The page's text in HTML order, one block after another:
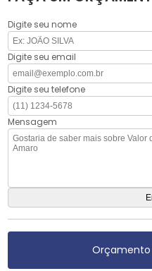
Digite seu nome
Digite seu email
Digite seu telefone
Mensagem
Orçamento